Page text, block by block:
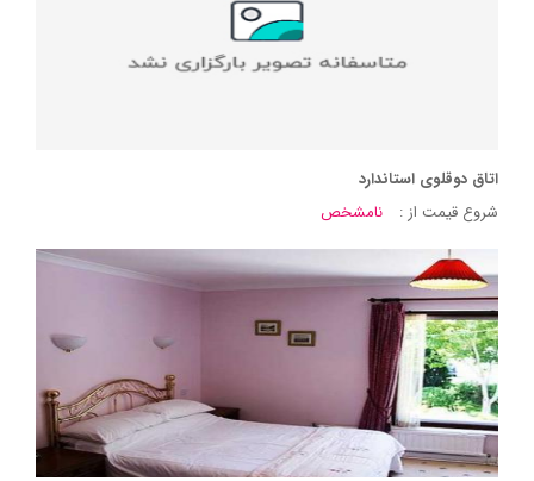
اتاق دوقلوی استاندارد
شروع قیمت از :
نامشخص